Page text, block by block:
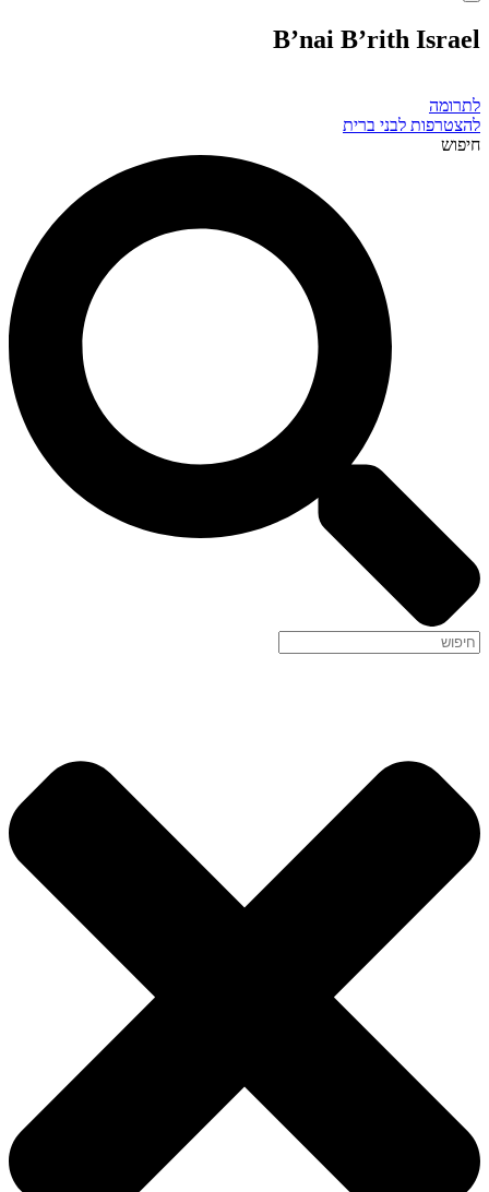
B’nai B’rith Israel
לתרומה
להצטרפות לבני ברית
חיפוש